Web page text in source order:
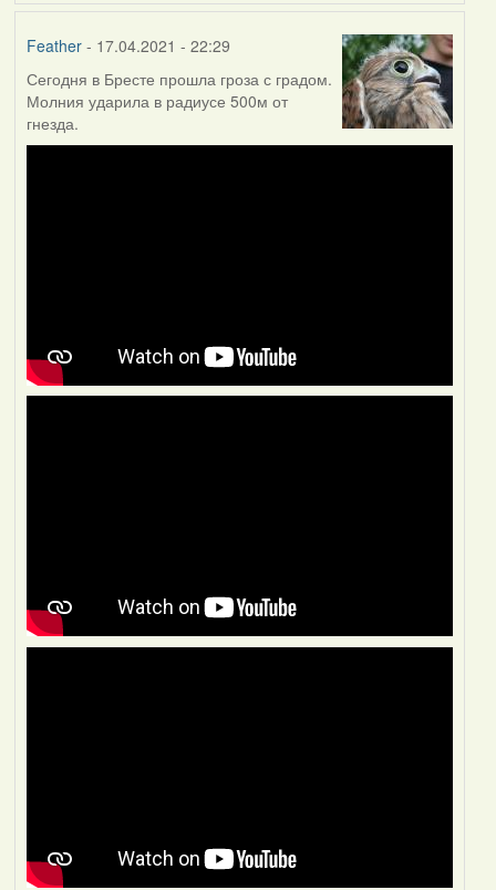
Feather- 17.04.2021 - 22:29
Сегодня в Бресте прошла гроза с градом.
Молния ударила в радиусе 500м от
гнезда.